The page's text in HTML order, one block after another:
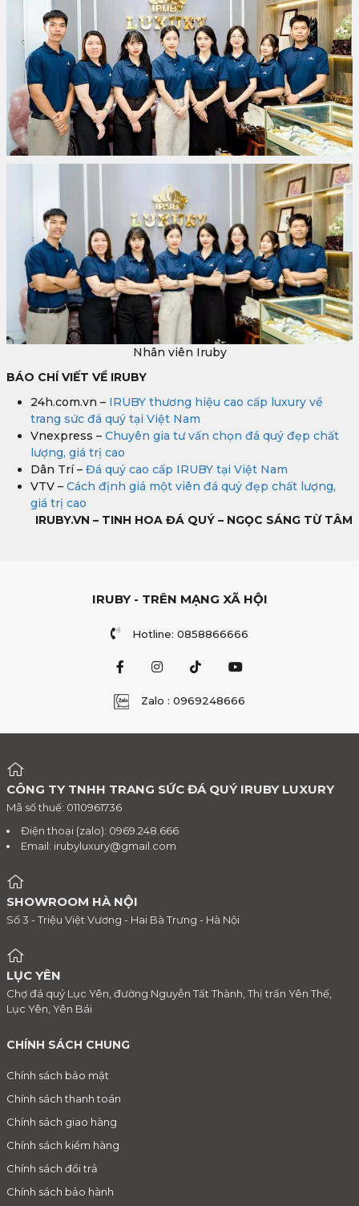
Nhân viên Iruby
BÁO CHÍ VIẾT VỀ IRUBY
24h.com.vn – IRUBY thương hiệu cao cấp luxury về
trang sức đá quý tại Việt Nam
Vnexpress – Chuyên gia tư vấn chọn đá quý đẹp chất
lượng, giá trị cao
Dân Trí – Đá quý cao cấp IRUBY tại Việt Nam
VTV – Cách định giá một viên đá quý đẹp chất lượng,
giá trị cao
IRUBY.VN – TINH HOA ĐÁ QUÝ – NGỌC SÁNG TỪ TÂM
IRUBY - TRÊN MẠNG XÃ HỘI
Hotline: 0858866666
Zalo : 0969248666
CÔNG TY TNHH TRANG SỨC ĐÁ QUÝ IRUBY LUXURY
Mã số thuế: 0110961736
Điện thoại (zalo): 0969.248.666
Email: irubyluxury@gmail.com
SHOWROOM HÀ NỘI
Số 3 - Triệu Việt Vương - Hai Bà Trưng - Hà Nội
LỤC YÊN
Chợ đá quý Lục Yên, đường Nguyễn Tất Thành, Thị trấn Yên Thế,
Lục Yên, Yên Bái
CHÍNH SÁCH CHUNG
Chính sách bảo mật
Chính sách thanh toán
Chính sách giao hàng
Chính sách kiểm hàng
Chính sách đổi trả
Chính sách bảo hành